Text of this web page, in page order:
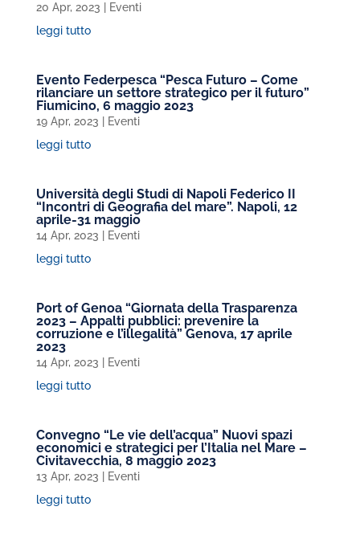
20 Apr, 2023
Eventi
leggi tutto
Evento Federpesca “Pesca Futuro – Come
rilanciare un settore strategico per il futuro”
Fiumicino, 6 maggio 2023
19 Apr, 2023
Eventi
leggi tutto
Università degli Studi di Napoli Federico II
“Incontri di Geografia del mare”. Napoli, 12
aprile-31 maggio
14 Apr, 2023
Eventi
leggi tutto
Port of Genoa “Giornata della Trasparenza
2023 – Appalti pubblici: prevenire la
corruzione e l’illegalità” Genova, 17 aprile
2023
14 Apr, 2023
Eventi
leggi tutto
Convegno “Le vie dell’acqua” Nuovi spazi
economici e strategici per l’Italia nel Mare –
Civitavecchia, 8 maggio 2023
13 Apr, 2023
Eventi
leggi tutto